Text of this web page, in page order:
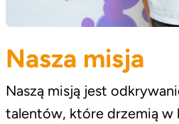
Nasza misja
Naszą misją jest
talentów, które drzemią w